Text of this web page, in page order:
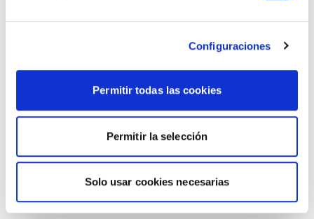
Configuraciones
Permitir todas las cookies
Permitir la selección
Solo usar cookies necesarias